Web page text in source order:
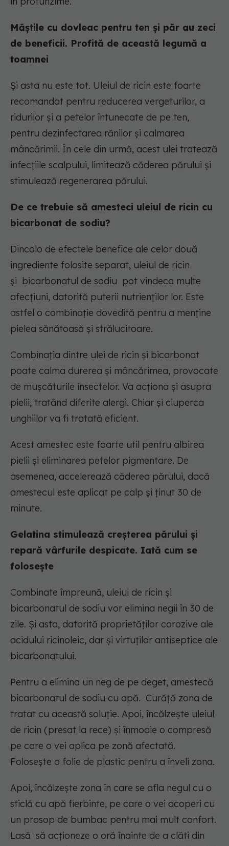
Măștile cu dovleac pentru ten și păr au zeci
de beneficii. Profită de această legumă a
toamnei
Și asta nu este tot. Uleiul de ricin este foarte
recomandat pentru reducerea vergeturilor, a
ridurilor și a petelor întunecate de pe ten,
pentru dezinfectarea rănilor și calmarea
mâncărimii. În cele din urmă, acest ulei tratează
infecțiile scalpului, limitează căderea părului și
stimulează regenerarea părului.
De ce trebuie să amesteci uleiul de ricin cu
bicarbonat de sodiu?
Dincolo de efectele benefice ale celor două
ingrediente folosite separat, uleiul de ricin
și bicarbonatul de sodiu pot vindeca multe
afecțiuni, datorită puterii nutrienților lor. Este
astfel o combinație dovedită pentru a menține
pielea sănătoasă și strălucitoare.
Combinația dintre ulei de ricin și bicarbonat
poate calma durerea și mâncărimea, provocate
de mușcăturile insectelor. Va acționa și asupra
pielii, tratând diferite alergi. Chiar și ciuperca
unghiilor va fi tratată eficient.
Acest amestec este foarte util pentru albirea
pielii și eliminarea petelor pigmentare. De
asemenea, accelerează căderea părului, dacă
amestecul este aplicat pe calp și ținut 30 de
minute.
Gelatina stimulează creșterea părului și
repară vârfurile despicate. Iată cum se
folosește
Combinate împreună, uleiul de ricin și
bicarbonatul de sodiu vor elimina negii în 30 de
zile. Și asta, datorită proprietăților corozive ale
acidului ricinoleic, dar și virtuților antiseptice ale
bicarbonatului.
Pentru a elimina un neg de pe deget, amestecă
bicarbonatul de sodiu cu apă. Curăță zona de
tratat cu această soluție. Apoi, încălzește uleiul
de ricin (presat la rece) și înmoaie o compresă
pe care o vei aplica pe zonă afectată.
Folosește o folie de plastic pentru a înveli zona.
Apoi, încălzește zona în care se afla negul cu o
sticlă cu apă fierbinte, pe care o vei acoperi cu
un prosop de bumbac pentru mai mult confort.
Lasă să acționeze o oră înainte de a clăti din